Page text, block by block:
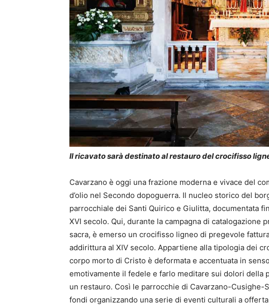
Il ricavato sarà destinato al restauro del crocifisso
Cavarzano è oggi una frazione moderna e vivace del
d’olio nel Secondo dopoguerra. Il nucleo storico del
parrocchiale dei Santi Quirico e Giulitta, documentata
XVI secolo. Qui, durante la campagna di catalogazione
sacra, è emerso un crocifisso ligneo di pregevole
addirittura al XIV secolo. Appartiene alla tipologia dei
corpo morto di Cristo è deformata e accentuata in
emotivamente il fedele e farlo meditare sui dolori della
un restauro. Così le parrocchie di Cavarzano-Cusighe-
fondi organizzando una serie di eventi culturali a